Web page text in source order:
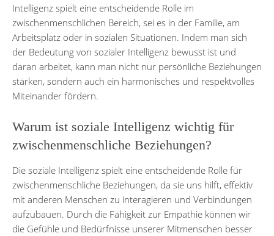
Intelligenz spielt eine entscheidende Rolle im
zwischenmenschlichen Bereich, sei es in der Familie, am
Arbeitsplatz oder in sozialen Situationen. Indem man sich
der Bedeutung von sozialer Intelligenz bewusst ist und
daran arbeitet, kann man nicht nur persönliche Beziehungen
stärken, sondern auch ein harmonisches und respektvolles
Miteinander fördern.
Warum ist soziale Intelligenz wichtig für
zwischenmenschliche Beziehungen?
Die soziale Intelligenz spielt eine entscheidende Rolle für
zwischenmenschliche Beziehungen, da sie uns hilft, effektiv
mit anderen Menschen zu interagieren und Verbindungen
aufzubauen. Durch die Fähigkeit zur Empathie können wir
die Gefühle und Bedürfnisse unserer Mitmenschen besser